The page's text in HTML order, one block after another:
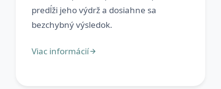
predĺži jeho výdrž a dosiahne sa